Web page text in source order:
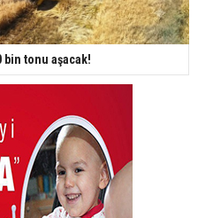
bin tonu aşacak!